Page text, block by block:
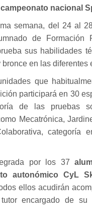
campeonato nacional
semana, del 24 al
de Formación
sus habilidades
en las diferentes
que
participará en 30
de las pruebas
Mecatrónica,
categoría
por los 37
autonómico CyL
ellos acudirán
encargado de su